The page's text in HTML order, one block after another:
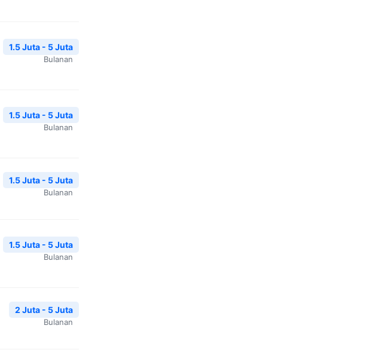
1.5 Juta - 5 Juta
Bulanan
1.5 Juta - 5 Juta
Bulanan
1.5 Juta - 5 Juta
Bulanan
1.5 Juta - 5 Juta
Bulanan
2 Juta - 5 Juta
Bulanan